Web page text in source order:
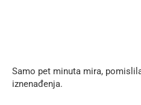
Samo pet minuta mira,
iznenađenja.